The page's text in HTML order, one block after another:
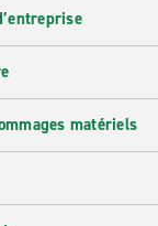
matériels